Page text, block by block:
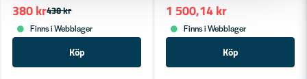
438 kr
380 kr
Finns i Webblager
Köp
1 500,14 kr
Finns i Webblager
Köp